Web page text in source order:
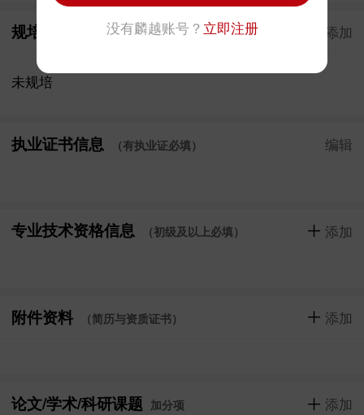
规培经历 （已规培必填） 添加
未规培
执业证书信息 （有执业证必填） 编辑
专业技术资格信息 （初级及以上必填） 添加
附件资料 （简历与资质证书） 添加
论文/学术/科研课题 加分项 添加
没有麟越账号？ 立即注册